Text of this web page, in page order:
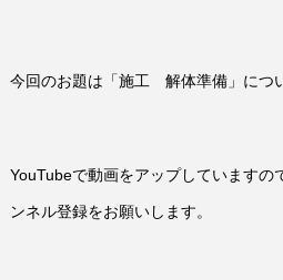
今回のお題は「施工 解体準備」につ
YouTubeで動画をアップしていますの
ンネル登録をお願いします。